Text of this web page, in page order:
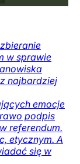
w sprawie
najbardziej
emocje
podpis
referendum.
etycznym. A
się w